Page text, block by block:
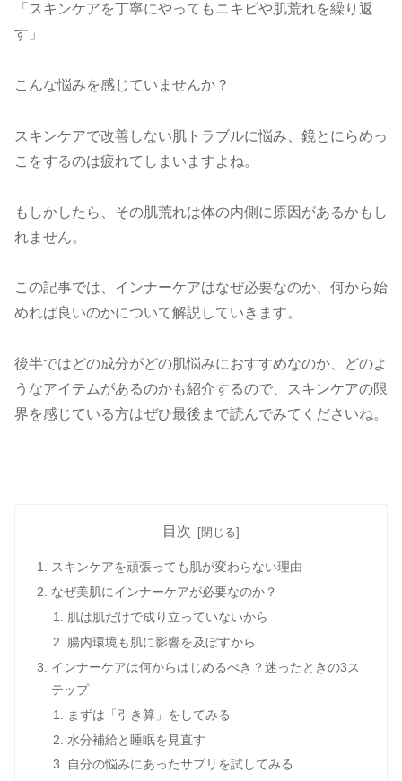
「スキンケアを丁寧にやってもニキビや肌荒れを繰り返
す」
こんな悩みを感じていませんか？
スキンケアで改善しない肌トラブルに悩み、鏡とにらめっ
こをするのは疲れてしまいますよね。
もしかしたら、その肌荒れは体の内側に原因があるかもし
れません。
この記事では、インナーケアはなぜ必要なのか、何から始
めれば良いのかについて解説していきます。
後半ではどの成分がどの肌悩みにおすすめなのか、どのよ
うなアイテムがあるのかも紹介するので、スキンケアの限
界を感じている方はぜひ最後まで読んでみてくださいね。
目次
スキンケアを頑張っても肌が変わらない理由
なぜ美肌にインナーケアが必要なのか？
肌は肌だけで成り立っていないから
腸内環境も肌に影響を及ぼすから
インナーケアは何からはじめるべき？迷ったときの3ス
テップ
まずは「引き算」をしてみる
水分補給と睡眠を見直す
自分の悩みにあったサプリを試してみる